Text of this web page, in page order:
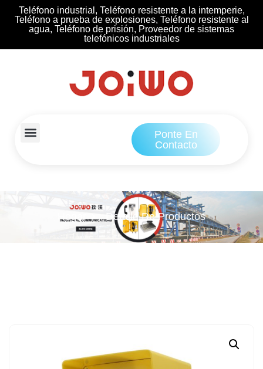
Teléfono industrial, Teléfono resistente a la intemperie,
Teléfono a prueba de explosiones, Teléfono resistente al
agua, Teléfono de prisión, Proveedor de sistemas
telefónicos industriales
Ponte En
Contacto
Hogar Detalle De Productos